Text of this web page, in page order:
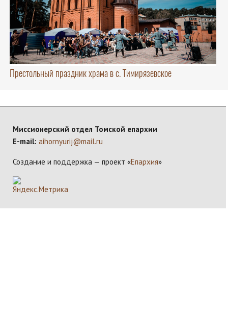
Престольный праздник храма в с. Тимирязевское
Миссионерский отдел Томской епархии
E-mail: aihornyurij@mail.ru
Создание и поддержка — проект «Епархия»